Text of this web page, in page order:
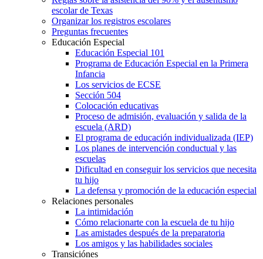
escolar de Texas
Organizar los registros escolares
Preguntas frecuentes
Educación Especial
Educación Especial 101
Programa de Educación Especial en la Primera
Infancia
Los servicios de ECSE
Sección 504
Colocación educativas
Proceso de admisión, evaluación y salida de la
escuela (ARD)
El programa de educación individualizada (IEP)
Los planes de intervención conductual y las
escuelas
Dificultad en conseguir los servicios que necesita
tu hijo
La defensa y promoción de la educación especial
Relaciones personales
La intimidación
Cómo relacionarte con la escuela de tu hijo
Las amistades después de la preparatoria
Los amigos y las habilidades sociales
Transiciónes